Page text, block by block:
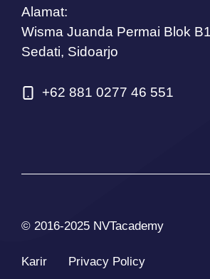
Alamat:
Wisma Juanda Permai Blok
Sedati, Sidoarjo
+62 881 0277 46 551
© 2016-2025 NVTacademy
Karir Privacy Policy